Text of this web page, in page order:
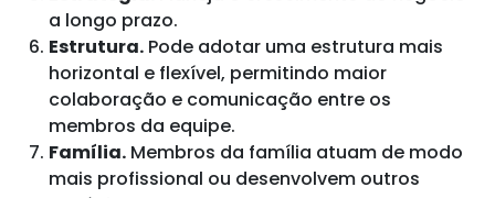
a longo prazo.
Estrutura. Pode adotar uma estrutura mais
horizontal e flexível, permitindo maior
colaboração e comunicação entre os
membros da equipe.
Família. Membros da família atuam de modo
mais profissional ou desenvolvem outros